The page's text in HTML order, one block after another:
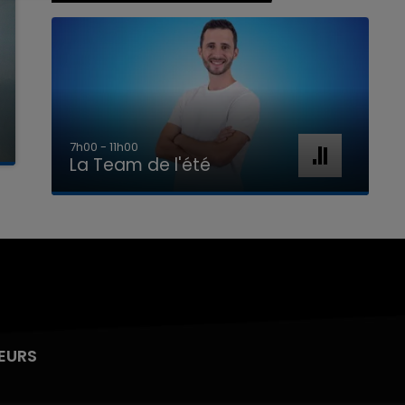
7h00 - 11h00
La Team de l'été